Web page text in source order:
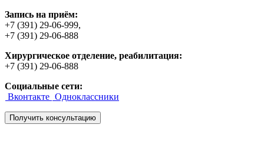
Запись на приём:
+7 (391) 29-06-999,
+7 (391) 29-06-888
Хирургическое отделение, реабилитация:
+7 (391) 29-06-888
Социальные сети:
Вконтакте Одноклассники
Получить консультацию